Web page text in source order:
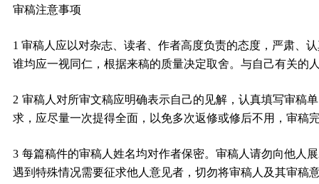
审稿注意事项
1 审稿人应以对杂志、读者、作者高度负责的态度，严肃、
谁均应一视同仁，根据来稿的质量决定取舍。与自己有关的
2 审稿人对所审文稿应明确表示自己的见解，认真填写审稿
求，应尽量一次提得全面，以免多次返修或修后不用，审稿
3 每篇稿件的审稿人姓名均对作者保密。审稿人请勿向他人
遇到特殊情况需要征求他人意见者，切勿将审稿人及其审稿